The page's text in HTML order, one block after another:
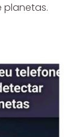
planetas.